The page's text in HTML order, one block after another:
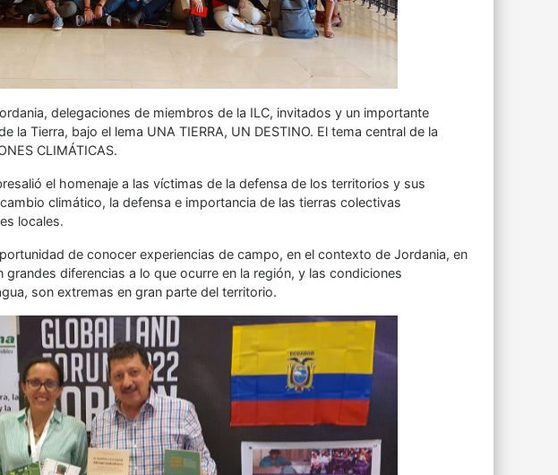
delegaciones de miembros de la ILC, invitados y un importante
la Tierra, bajo el lema UNA TIERRA, UN DESTINO. El tema central de la
CLIMÁTICAS.
el homenaje a las víctimas de la defensa de los territorios y sus
climático, la defensa e importancia de las tierras colectivas
locales.
de conocer experiencias de campo, en el contexto de Jordania, en
diferencias a lo que ocurre en la región, y las condiciones
son extremas en gran parte del territorio.